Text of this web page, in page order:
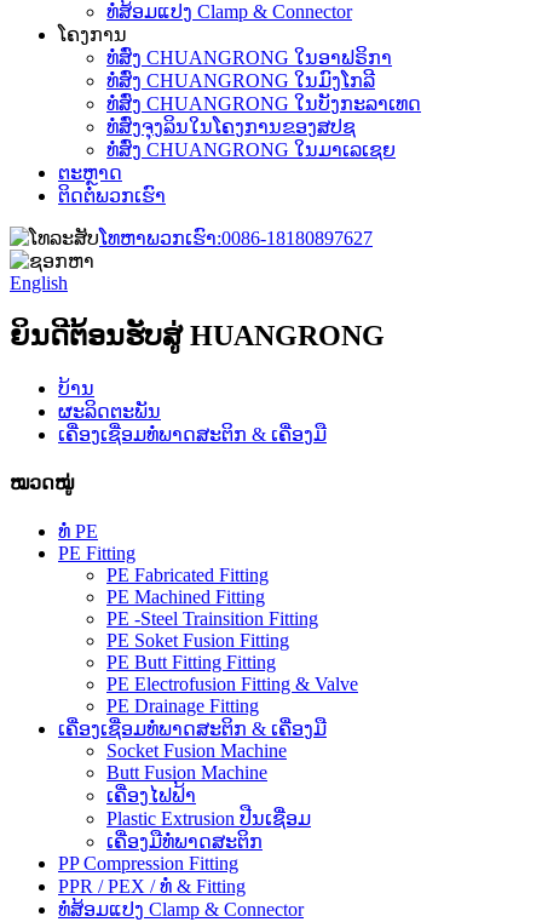
ທໍ່ສ້ອມແປງ Clamp & Connector
ໂຄງການ
ທໍ່ສົ່ງ CHUANGRONG ໃນອາຟຣິກາ
ທໍ່ສົ່ງ CHUANGRONG ໃນມົງໂກລີ
ທໍ່ສົ່ງ CHUANGRONG ໃນບັງກະລາເທດ
ທໍ່​ສົ່ງ​ຈຸ​ງ​ລິນ​ໃນ​ໂຄງ​ການ​ຂອງ​ສ​ປ​ຊ
ທໍ່ສົ່ງ CHUANGRONG ໃນມາເລເຊຍ
ຕະຫຼາດ
ຕິດຕໍ່ພວກເຮົາ
ໂທຫາພວກເຮົາ:0086-18180897627
English
ຍິນ​ດີ​ຕ້ອນ​ຮັບ​ສູ່ HUANGRONG​
ບ້ານ
ຜະລິດຕະພັນ
ເຄື່ອງເຊື່ອມທໍ່ພາດສະຕິກ & ເຄື່ອງມື
ໝວດໝູ່
ທໍ່ PE
PE Fitting
PE Fabricated Fitting
PE Machined Fitting
PE -Steel Trainsition Fitting
PE Soket Fusion Fitting
PE Butt Fitting Fitting
PE Electrofusion Fitting & Valve
PE Drainage Fitting
ເຄື່ອງເຊື່ອມທໍ່ພາດສະຕິກ & ເຄື່ອງມື
Socket Fusion Machine
Butt Fusion Machine
ເຄື່ອງໄຟຟ້າ
Plastic Extrusion ປືນເຊື່ອມ
ເຄື່ອງມືທໍ່ພາດສະຕິກ
PP Compression Fitting
PPR / PEX / ທໍ່ & Fitting
ທໍ່ສ້ອມແປງ Clamp & Connector